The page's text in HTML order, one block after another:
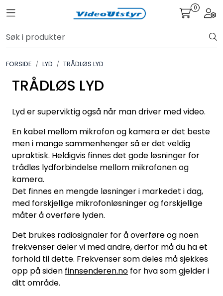
Toggle navigation 0
FORSIDE LYD TRÅDLØS LYD
TRÅDLØS LYD
Lyd er superviktig også når man driver med video.
En kabeI mellom mikrofon og kamera er det beste
men i mange sammenhenger så er det veldig
upraktisk. Heldigvis finnes det gode løsninger for
trådløs lydforbindelse mellom mikrofonen og
kamera.
Det finnes en mengde løsninger i markedet i dag,
med forskjellige mikrofonløsninger og forskjellige
måter å overføre lyden.
Det brukes radiosignaler for å overføre og noen
frekvenser deler vi med andre, derfor må du ha et
forhold til dette. Frekvenser som deles må sjekkes
opp på siden finnsenderen.no for hva som gjelder i
ditt område.
VIDEO
LYD
VAREMERKER
AKTUELT
BRUKT
SAMTALEROM